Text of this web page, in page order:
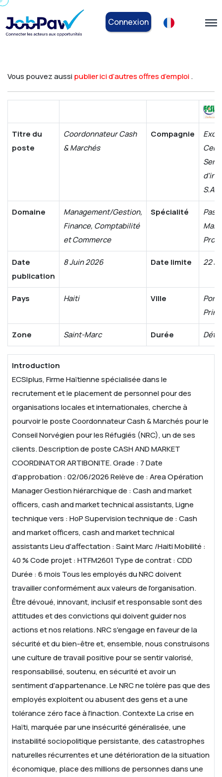
Connexion
Vous pouvez aussipublier ici d’autres offres d’emploi.
Titre du
poste
Coordonnateur Cash
& Marchés
Compagnie
S.A.
Domaine
Management/Gestion,
Finance, Comptabilité
et Commerce
Spécialité
Date
publication
8 Juin 2026 Date limite 22
Pays Haiti Ville
Zone Saint-Marc Durée
Introduction
ECSIplus, Firme Haïtienne spécialisée dans le
recrutement et le placement de personnel pour des
organisations locales et internationales, cherche à
pourvoir le poste Coordonnateur Cash & Marchés pour le
Conseil Norvégien pour les Réfugiés (NRC), un de ses
clients.Description de posteCASH AND MARKET
COORDINATOR ARTIBONITE.Grade : 7Date
d'approbation : 02/06/2026Relève de : Area Opération
ManagerGestion hiérarchique de : Cash and market
officers, cash and market technical assistants,Ligne
technique vers : HoPSupervision technique de : Cash
and market officers, cash and market technical
assistantsLieu d'affectation : Saint Marc /HaitiMobilité :
40 %Code projet : HTFM2601 Type de contrat : CDD
Durée : 6 mois Tous les employés du NRC doivent
travailler conformément aux valeurs de l'organisation.
Être dévoué, innovant, inclusif et responsable sont des
attitudes et des convictions qui doivent guider nos
actions et nos relations. NRC s'engage en faveur de la
sécurité et du bien-être et, ensemble, nous construisons
une culture de travail positive pour se sentir valorisé,
responsabilisé, soutenu, en sécurité et avoir un
sentiment d'appartenance. Le NRC ne tolère pas que des
employés exploitent ou abusent des gens et a une
tolérance zéro face à l'inaction.ContexteLa crise en
Haïti, marquée par une insécurité généralisée, une
instabilité sociopolitique persistante, des catastrophes
naturelles récurrentes et une détérioration de la situation
économique, place des millions de personnes dans une